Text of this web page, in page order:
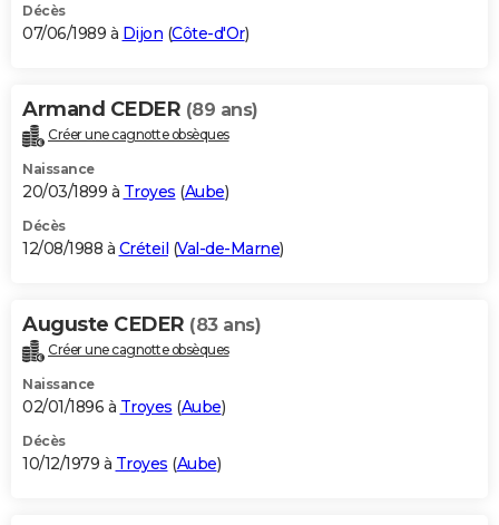
Décès
07/06/1989 à Dijon (Côte-d'Or)
Armand CEDER (89 ans)
Créer une cagnotte obsèques
Naissance
20/03/1899 à Troyes (Aube)
Décès
12/08/1988 à Créteil (Val-de-Marne)
Auguste CEDER (83 ans)
Créer une cagnotte obsèques
Naissance
02/01/1896 à Troyes (Aube)
Décès
10/12/1979 à Troyes (Aube)